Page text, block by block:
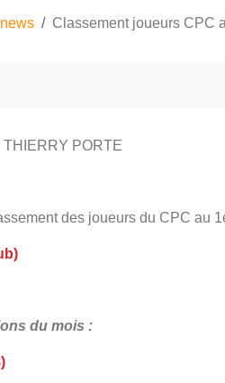
Classement joueurs CPC
THIERRY PORTE
des joueurs du CPC au
du mois :